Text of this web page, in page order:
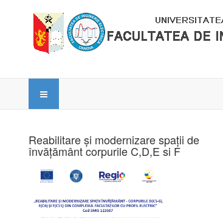
Reabilitare și modernizare spații de
învățământ corpurile C,D,E si F